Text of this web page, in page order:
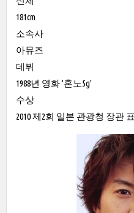
181cm
소속사
아뮤즈
데뷔
1988년 영화 '혼노5g'
수상
2010 제2회 일본 관광청 장관